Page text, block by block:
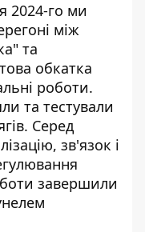
2024-го ми
між
та
обкатка
роботи.
та тестували
Серед
зв'язок і
завершили